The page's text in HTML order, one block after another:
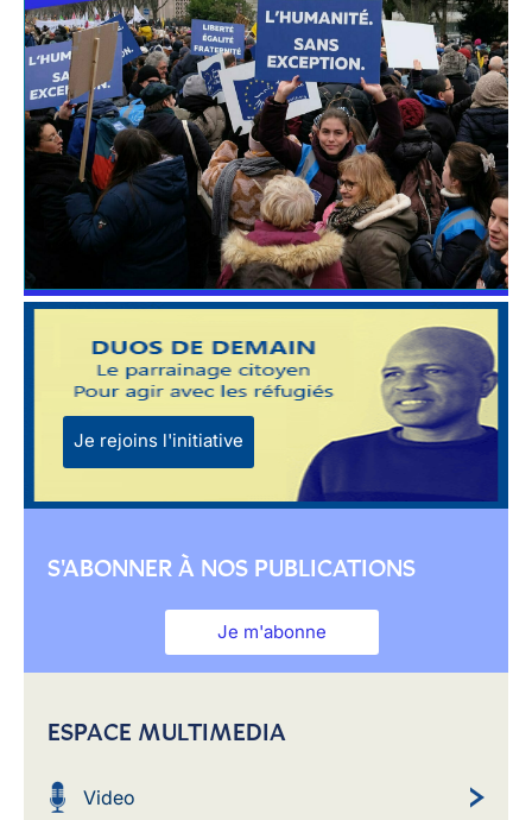
Je rejoins l'initiative
S'ABONNER À NOS PUBLICATIONS
Je m'abonne
ESPACE MULTIMEDIA
Video